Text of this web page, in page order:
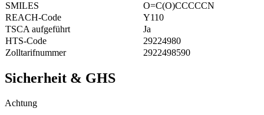
SMILES
O=C(O)CCCCCN
REACH-Code
Y110
TSCA aufgeführt
Ja
HTS-Code
29224980
Zolltarifnummer
2922498590
Sicherheit & GHS
Achtung